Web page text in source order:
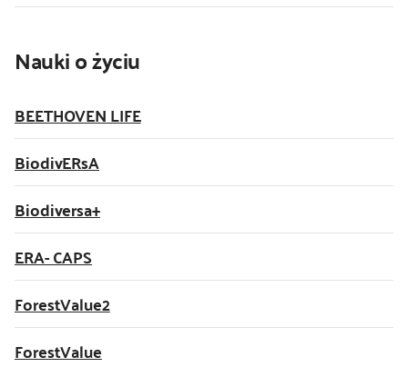
Nauki o życiu
BEETHOVEN LIFE
BiodivERsA
Biodiversa+
ERA- CAPS
ForestValue2
ForestValue